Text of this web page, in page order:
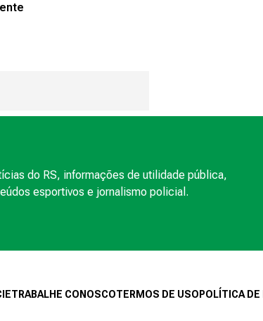
do RS, informações de utilidade pública,
esportivos e jornalismo policial.
TRABALHE CONOSCOTERMOS DE USO POLÍTICA DE